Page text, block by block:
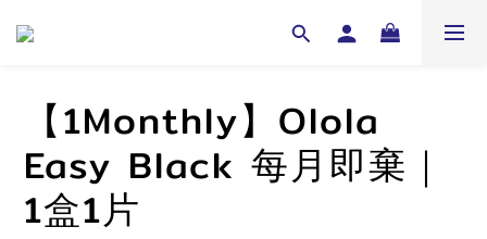
【1Monthly】Olola
Easy Black 每月即棄｜
1盒1片